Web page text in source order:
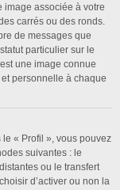
image associée à votre
carrés ou des ronds.
de messages que
particulier sur le
une image connue
personnelle à chaque
le « Profil », vous pouvez
suivantes : le
ou le transfert
d’activer ou non la